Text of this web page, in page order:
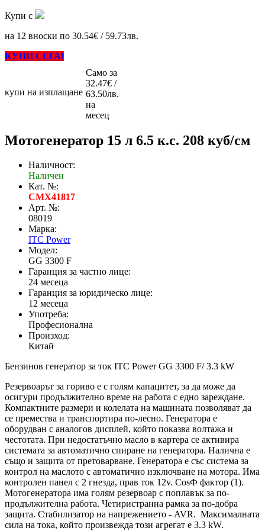
Купи с
на 12 вноски по 30.54€ / 59.73лв.
КУПИ СЕГА!
купи на изплащане
Само за
32.47€ /
63.50лв.
на
месец
Мотогенератор 15 л 6.5 к.с. 208 куб/см
Наличност:
Наличен
Кат. №:
CMX41817
Арт. №:
08019
Марка:
ITC Power
Модел:
GG 3300 F
Гаранция за частно лице:
24 месеца
Гаранция за юридическо лице:
12 месеца
Употреба:
Професионална
Произход:
Китай
Бензинов генератор за ток ITC Power GG 3300 F/ 3.3 kW
Резервоарът за гориво е с голям капацитет, за да може да
осигури продължително време на работа с едно зареждане.
Компактните размери и колелата на машината позволяват да
се премества и транспортира по-лесно. Генератора е
оборудван с аналогов дисплей, който показва волтажа и
честотата. При недостатъчно масло в картера се активира
системата за автоматично спиране на генератора. Налична е
също и защита от претоварване. Генератора е със система за
контрол на маслото с автоматично изключване на мотора. Има
контролен панел с 2 гнезда, прав ток 12v. CosФ фактор (1).
Мотогенератора има голям резервоар с поплавък за по-
продължителна работа. Четиристранна рамка за по-добра
защита. Стабилизатор на напрежението - AVR. Максималната
сила на тока, който произвежда този агрегат е 3.3 kW.